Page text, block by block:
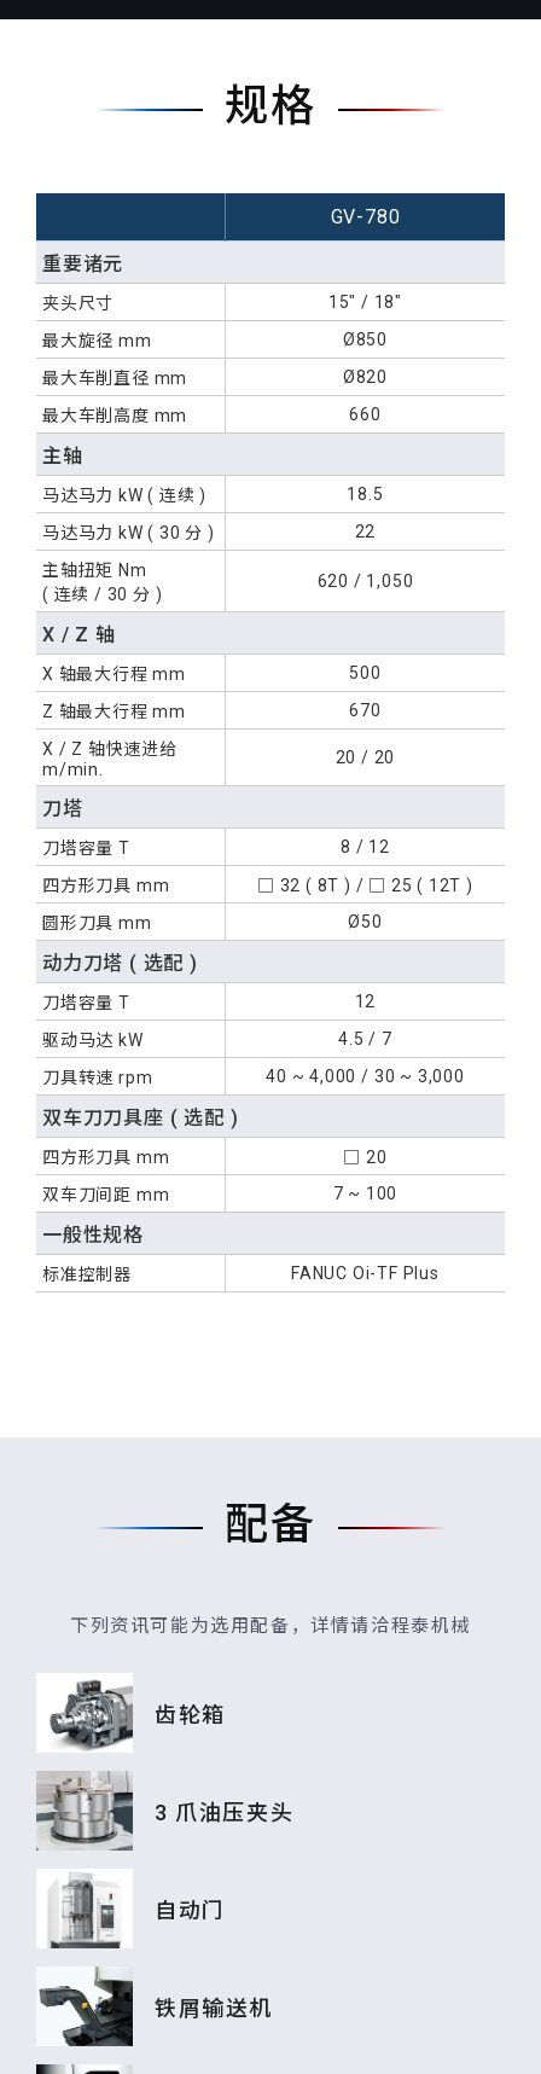
规格
GV-780
重要诸元
夹头尺寸
15" / 18"
最大旋径 mm
Ø850
最大车削直径 mm
Ø820
最大车削高度 mm 660
主轴
马达马力 kW ( 连续 )
18.5
马达马力 kW ( 30 分 )
22
主轴扭矩 Nm
( 连续 / 30 分 )
620 / 1,050
X / Z 轴
X 轴最大行程mm
500
Z 轴最大行程mm
670
X / Z 轴快速进给
m/min.
20 / 20
刀塔
刀塔容量 T
8 / 12
四方形刀具 mm □ 32 ( 8T ) / □ 25 ( 12T )
圆形刀具 mm Ø50
动力刀塔 ( 选配 )
刀塔容量 T
12
驱动马达 kW
4.5 / 7
刀具转速 rpm 40 ~ 4,000 / 30 ~ 3,000
双车刀刀具座 ( 选配 )
四方形刀具 mm
□ 20
双车刀间距 mm 7 ~ 100
一般性规格
标准控制器 FANUC Oi-TF Plus
配备
下列资讯可能为选用配备，详情请洽程泰机械
齿轮箱
3 爪油压夹头
自动门
铁屑输送机